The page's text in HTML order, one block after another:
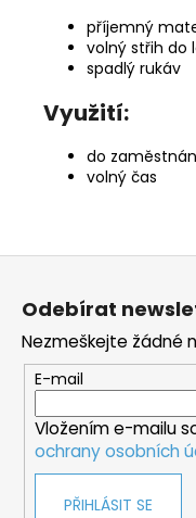
příjemný
volný střih do
spadlý rukáv
Využití:
do
volný čas
Z
Odebírat
Nezmeškejte žádné
E-mail
Vložením e-mailu
ochrany osobních
PŘIHLÁSIT SE